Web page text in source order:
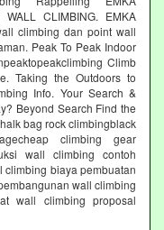
CLIMBING. EMKA
climbing dan point wall
Peak To Peak Indoor
Climb
Taking the Outdoors to
Info. Your Search &
Beyond Search Find the
bag rock climbingblack
climbing gear
wall climbing contoh
biaya pembuatan
wall climbing
wall climbing proposal